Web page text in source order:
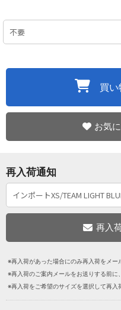
買
お気
再入荷通知
※再入荷があった場合にのみ再入荷をメー
※再入荷のご案内メールをお送りする前に
※再入荷をご希望のサイズを選択して再入